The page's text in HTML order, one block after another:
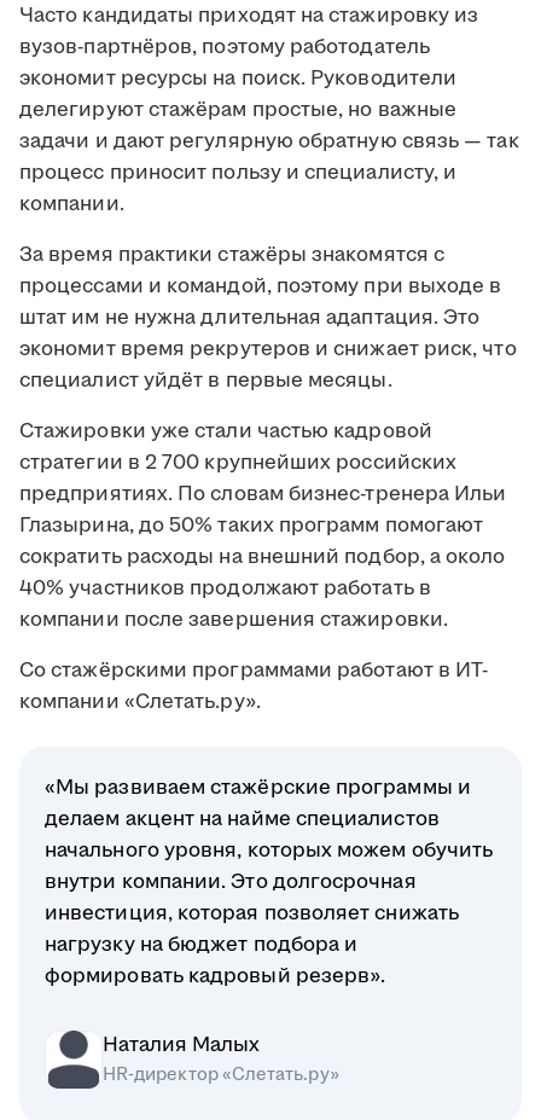
Часто кандидаты приходят на стажировку из
вузов-партнёров, поэтому работодатель
экономит ресурсы на поиск. Руководители
делегируют стажёрам простые, но важные
задачи и дают регулярную обратную связь — так
процесс приносит пользу и специалисту, и
компании.
За время практики стажёры знакомятся с
процессами и командой, поэтому при выходе в
штат им не нужна длительная адаптация. Это
экономит время рекрутеров и снижает риск, что
специалист уйдёт в первые месяцы.
Стажировки уже стали частью кадровой
стратегии в 2 700 крупнейших российских
предприятиях. По словам бизнес-тренера Ильи
Глазырина, до 50% таких программ помогают
сократить расходы на внешний подбор, а около
40% участников продолжают работать в
компании после завершения стажировки.
Со стажёрскими программами работают в ИТ-
компании «Слетать.ру».
«Мы развиваем стажёрские программы и
делаем акцент на найме специалистов
начального уровня, которых можем обучить
внутри компании. Это долгосрочная
инвестиция, которая позволяет снижать
нагрузку на бюджет подбора и
формировать кадровый резерв».
Наталия Малых
HR-директор «Слетать.ру»